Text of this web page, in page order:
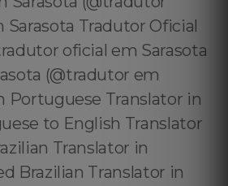
Tradutor Oficial
oficial em Sarasota
(@tradutor em
Portuguese Translator in
to English Translator
Translator in
Brazilian Translator in